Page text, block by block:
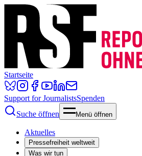
Startseite
Support for JournalistsSpenden
Suche öffnen
Menü öffnen
Aktuelles
Pressefreiheit weltweit
Was wir tun